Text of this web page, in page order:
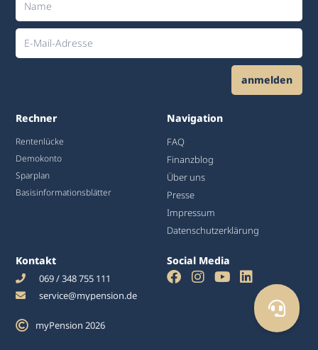
anmelden
Rechner
Rentenlücke
Demokonto
Sparplan
Basisinformationsblätter
Navigation
FAQ
Finanzblog
Über uns
Presse
Impressum
Datenschutzerklärung
Kontakt
069 / 348 755 111
service@mypension.de
Social Media
myPension 2026